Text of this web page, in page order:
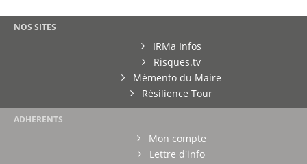
NOS SITES
IRMa Infos
Risques.tv
Mémento du Maire
Résilience Tour
ADHERENTS
Mon compte
Lettre d'info